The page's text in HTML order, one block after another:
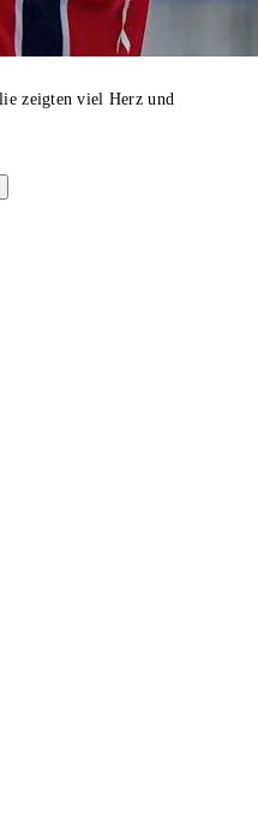
zeigten viel Herz und